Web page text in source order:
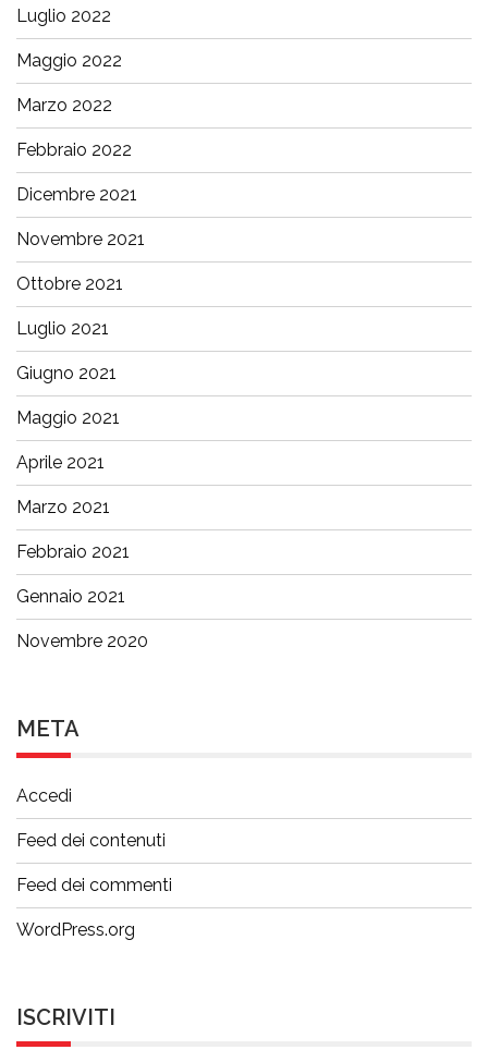
Luglio 2022
Maggio 2022
Marzo 2022
Febbraio 2022
Dicembre 2021
Novembre 2021
Ottobre 2021
Luglio 2021
Giugno 2021
Maggio 2021
Aprile 2021
Marzo 2021
Febbraio 2021
Gennaio 2021
Novembre 2020
META
Accedi
Feed dei contenuti
Feed dei commenti
WordPress.org
ISCRIVITI